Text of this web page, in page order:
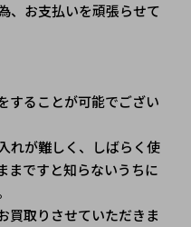
、お支払いを頑張らせて
することが可能でござい
れが難しく、しばらく使
まですと知らないうちに
買取りさせていただきま